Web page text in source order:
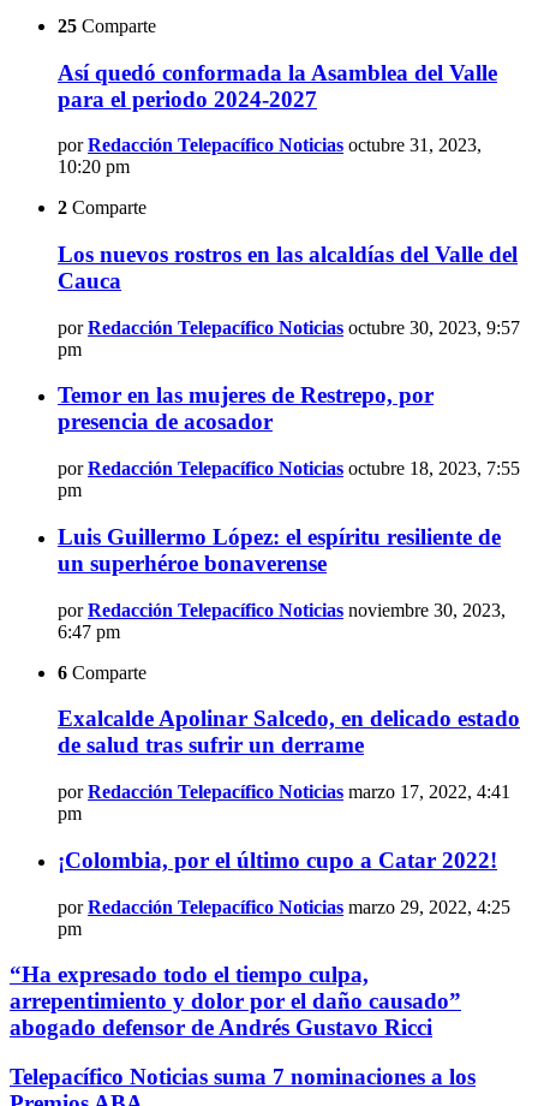
25 Comparte
Así quedó conformada la Asamblea del Valle
para el periodo 2024-2027
por Redacción Telepacífico Noticias octubre 31, 2023,
10:20 pm
2 Comparte
Los nuevos rostros en las alcaldías del Valle del
Cauca
por Redacción Telepacífico Noticias octubre 30, 2023, 9:57
pm
Temor en las mujeres de Restrepo, por
presencia de acosador
por Redacción Telepacífico Noticias octubre 18, 2023, 7:55
pm
Luis Guillermo López: el espíritu resiliente de
un superhéroe bonaverense
por Redacción Telepacífico Noticias noviembre 30, 2023,
6:47 pm
6 Comparte
Exalcalde Apolinar Salcedo, en delicado estado
de salud tras sufrir un derrame
por Redacción Telepacífico Noticias marzo 17, 2022, 4:41
pm
¡Colombia, por el último cupo a Catar 2022!
por Redacción Telepacífico Noticias marzo 29, 2022, 4:25
pm
“Ha expresado todo el tiempo culpa,
arrepentimiento y dolor por el daño causado”
abogado defensor de Andrés Gustavo Ricci
Telepacífico Noticias suma 7 nominaciones a los